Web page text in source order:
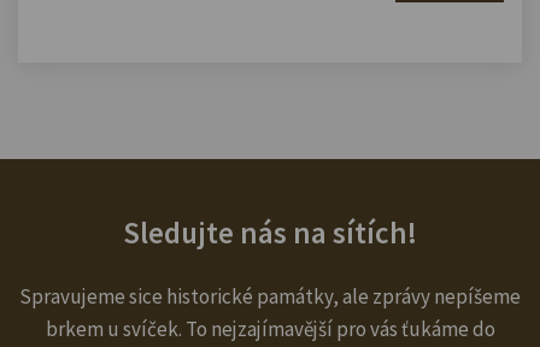
Sledujte nás na sítích!
Spravujeme sice historické památky, ale zprávy nepíšeme
brkem u svíček. To nejzajímavější pro vás ťukáme do